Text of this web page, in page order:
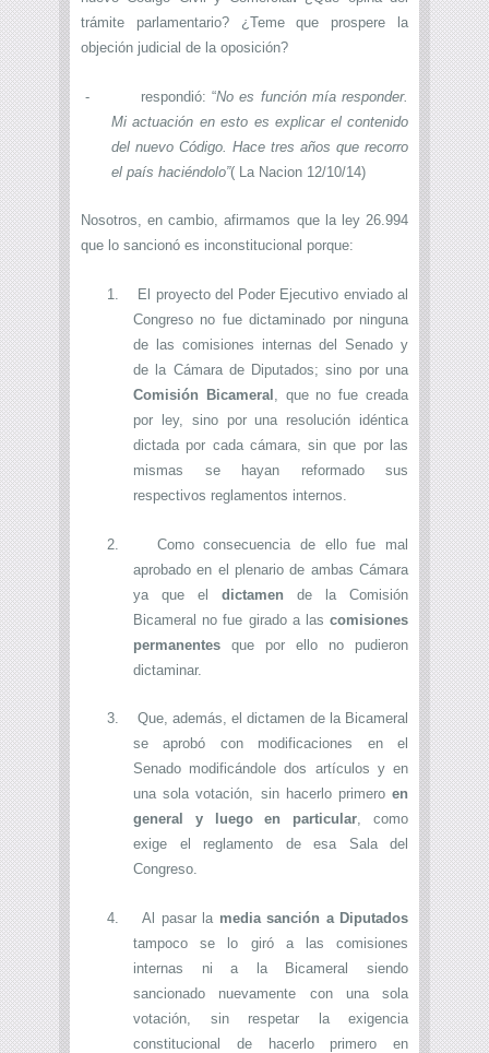
trámite parlamentario? ¿Teme que prospere la
objeción judicial de la oposición?
- respondió: “No es función mía responder.
Mi actuación en esto es explicar el contenido
del nuevo Código. Hace tres años que recorro
el país haciéndolo”( La Nacion 12/10/14)
Nosotros, en cambio, afirmamos que la ley 26.994
que lo sancionó es inconstitucional porque:
1.
El proyecto del Poder Ejecutivo enviado al
Congreso no fue dictaminado por ninguna
de las comisiones internas del Senado y
de la Cámara de Diputados; sino por una
Comisión Bicameral , que no fue creada
por ley, sino por una resolución idéntica
dictada por cada cámara, sin que por las
mismas se hayan reformado sus
respectivos reglamentos internos.
2.
Como consecuencia de ello fue mal
aprobado en el plenario de ambas Cámara
ya que el dictamen de la Comisión
Bicameral no fue girado a las comisiones
permanentes que por ello no pudieron
dictaminar.
3.
Que, además, el dictamen de la Bicameral
se aprobó con modificaciones en el
Senado modificándole dos artículos y en
una sola votación, sin hacerlo primero en
general y luego en particular, como
exige el reglamento de esa Sala del
Congreso.
4. Al pasar la media sanción a Diputados
tampoco se lo giró a las comisiones
internas ni a la Bicameral siendo
sancionado nuevamente con una sola
votación, sin respetar la exigencia
constitucional de hacerlo primero en